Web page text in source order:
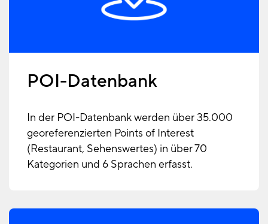
POI-Datenbank
In der POI-Datenbank werden über 35.000
georeferenzierten Points of Interest
(Restaurant, Sehenswertes) in über 70
Kategorien und 6 Sprachen erfasst.